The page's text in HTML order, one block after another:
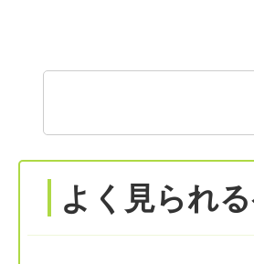
よく見られ